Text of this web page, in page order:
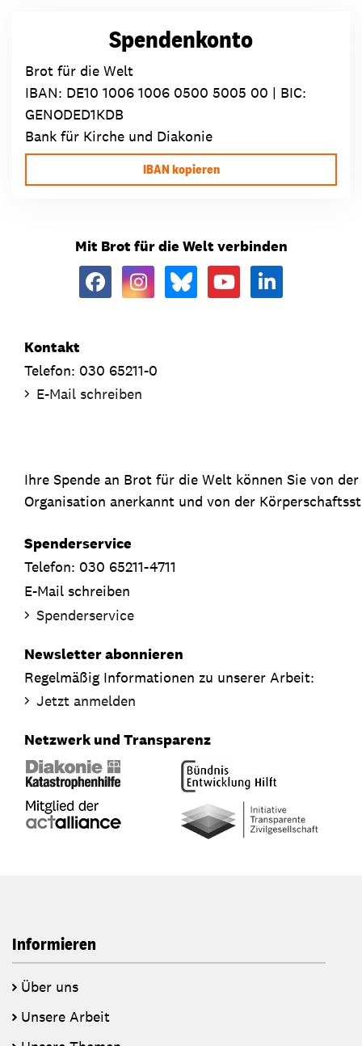
Spendenkonto
Brot für die Welt
IBAN: DE10 1006 1006 0500 5005 00 | BIC:
GENODED1KDB
Bank für Kirche und Diakonie
IBAN kopieren
Mit Brot für die Welt verbinden
Kontakt
Telefon: 030 65211-0
E-Mail schreiben
Ihre Spende an Brot für die Welt können Sie von
Organisation anerkannt und von der
Spenderservice
Telefon: 030 65211-4711
E-Mail schreiben
Spenderservice
Newsletter abonnieren
Regelmäßig Informationen zu unserer Arbeit:
Jetzt anmelden
Netzwerk und Transparenz
Informieren
Über uns
Unsere Arbeit